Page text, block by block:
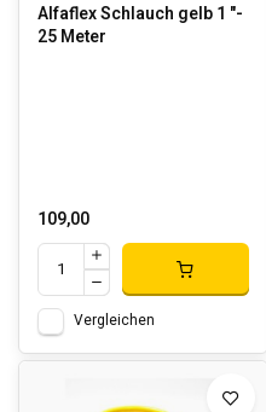
Alfaflex Schlauch gelb 1 "-
25 Meter
109,00
Vergleichen